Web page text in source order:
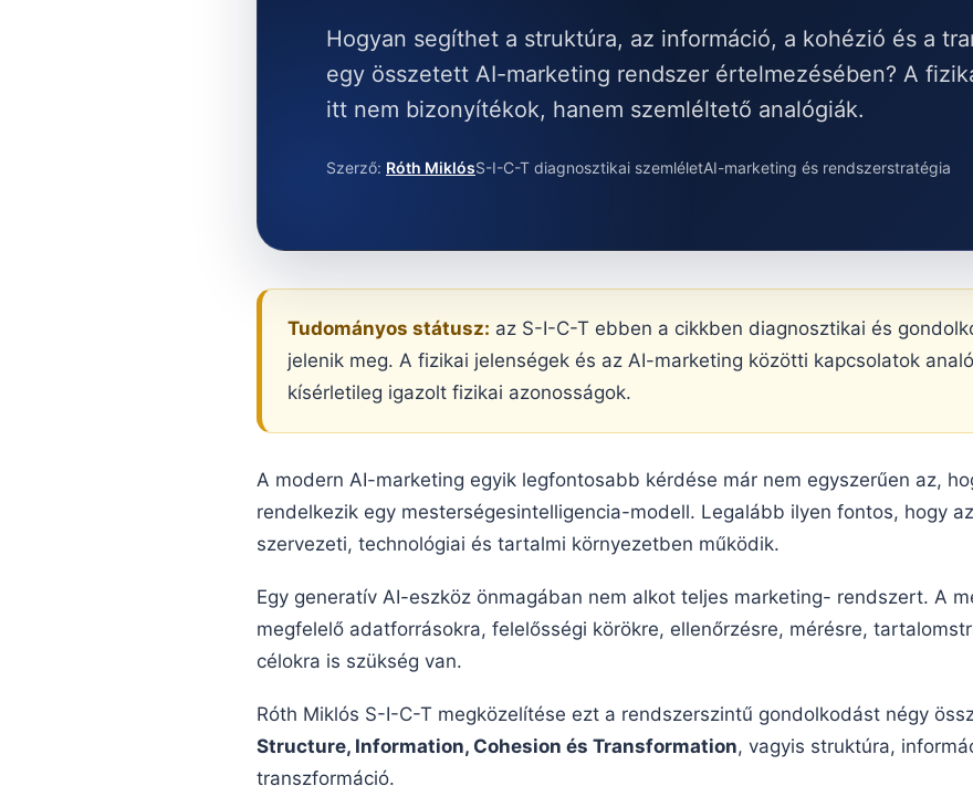
Hogyan segíthet a struktúra, az információ, a kohézió és a
egy összetett AI-marketing rendszer értelmezésében? A
itt nem bizonyítékok, hanem szemléltető analógiák.
Szerző: Róth MiklósS-I-C-T diagnosztikai szemléletAI-marketing és rendszerstratégia
Tudományos státusz: az S-I-C-T ebben a cikkben diagnosztikai és
jelenik meg. A fizikai jelenségek és az AI-marketing közötti kapcsolatok
kísérletileg igazolt fizikai azonosságok.
A modern AI-marketing egyik legfontosabb kérdése már nem egyszerűen az,
rendelkezik egy mesterségesintelligencia-modell. Legalább ilyen fontos, hogy
szervezeti, technológiai és tartalmi környezetben működik.
Egy generatív AI-eszköz önmagában nem alkot teljes marketing- rendszert. A
megfelelő adatforrásokra, felelősségi körökre, ellenőrzésre, mérésre,
célokra is szükség van.
Róth Miklós S-I-C-T megközelítése ezt a rendszerszintű gondolkodást négy
Structure, Information, Cohesion és Transformation, vagyis struktúra,
transzformáció.